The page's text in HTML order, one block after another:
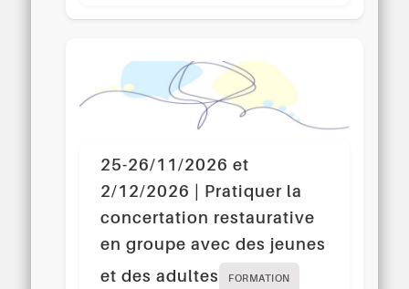
25-26/11/2026 et
2/12/2026 | Pratiquer la
concertation restaurative
en groupe avec des jeunes
et des adultes
FORMATION